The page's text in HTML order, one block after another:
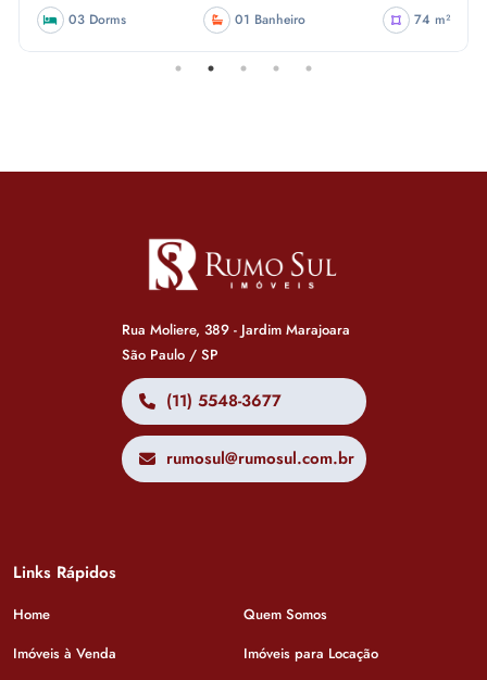
03 Dorms 01 Banheiro 74 m²
Rua Moliere, 389 - Jardim Marajoara
São Paulo / SP
(11) 5548-3677
rumosul@rumosul.com.br
Links Rápidos
Home
Quem Somos
Imóveis à Venda
Imóveis para Locação